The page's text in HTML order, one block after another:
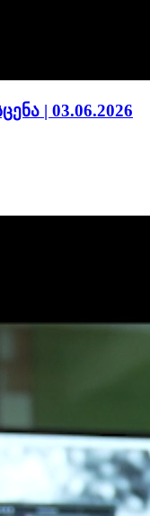
| 03.06.2026